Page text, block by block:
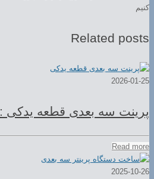
کنیم
Related posts
2026-01-25
پرینت سه بعدی قطعه یدکی :
Read more
2025-10-26